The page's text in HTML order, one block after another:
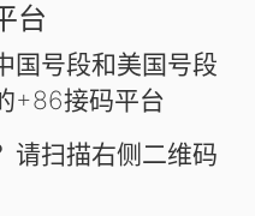
台
国号段和美国号段
+86接码平台
请扫描右侧二维码